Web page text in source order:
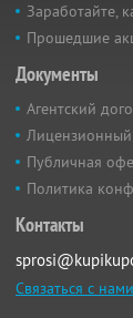
Заработайте,
Прошедшие
Документы
Агентский
Публичная
Политика
Контакты
Связаться с нами